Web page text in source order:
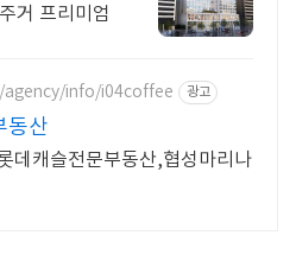
거 프리미엄
info/i04coffee 광고
동산
데캐슬전문부동산,협성마리나